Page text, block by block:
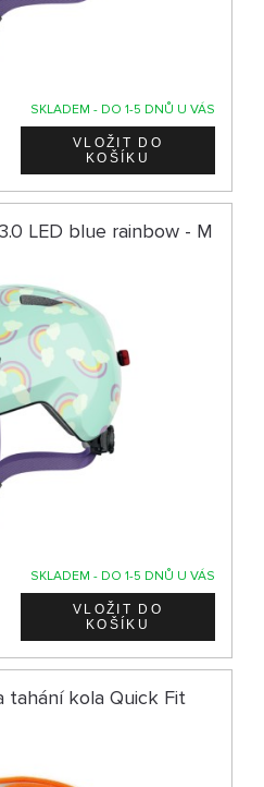
SKLADEM - DO 1-5 DNŮ U VÁS
LED blue rainbow - M
SKLADEM - DO 1-5 DNŮ U VÁS
tahání kola Quick Fit